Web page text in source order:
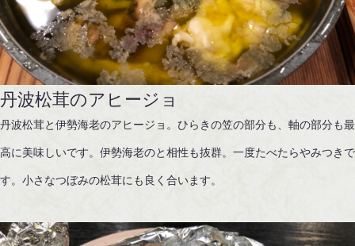
​​​​​​​丹波松茸のアヒージョ
丹波松茸と伊勢海老のアヒージョ。ひらきの笠の部分も、軸の部分も最
高に美味しいです。伊勢海老のと相性も抜群。一度たべたらやみつきで
す。小さなつぼみの松茸にも良く合います。